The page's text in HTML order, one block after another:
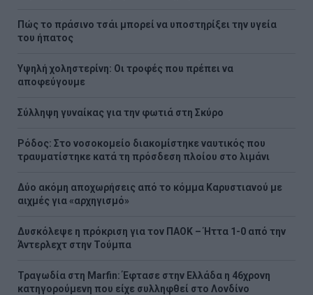
Πώς το πράσινο τσάι μπορεί να υποστηρίξει την υγεία
του ήπατος
Υψηλή χοληστερίνη: Οι τροφές που πρέπει να
αποφεύγουμε
Σύλληψη γυναίκας για την φωτιά στη Σκύρο
Ρόδος: Στο νοσοκομείο διακομίστηκε ναυτικός που
τραυματίστηκε κατά τη πρόσδεση πλοίου στο λιμάνι
Δύο ακόμη αποχωρήσεις από το κόμμα Καρυστιανού με
αιχμές για «αρχηγισμό»
Δυσκόλεψε η πρόκριση για τον ΠΑΟΚ – Ήττα 1-0 από την
Άντερλεχτ στην Τούμπα
Τραγωδία στη Marfin: Έφτασε στην Ελλάδα η 46χρονη
κατηγορούμενη που είχε συλληφθεί στο Λονδίνο